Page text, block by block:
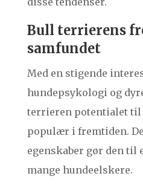
Bull terrierens
samfundet
Med en stigende
hundepsykologi og
terrieren potentialet til
populær i fremtiden.
egenskaber gør den til
mange hundeelskere.